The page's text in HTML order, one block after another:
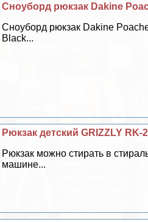
Сноуборд рюкзак Dakine
Сноуборд рюкзак Dakine
Black...
Рюкзак детский GRIZZLY RK-
Рюкзак можно стирать в
машине...